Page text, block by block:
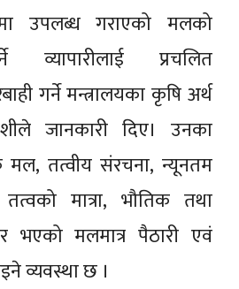
उपलब्ध गराएको मलको
व्यापारीलाई प्रचलित
गर्ने मन्त्रालयका कृषि अर्थ
जानकारी दिए। उनका
मल, तत्वीय संरचना, न्यूनतम
मात्रा, भौतिक तथा
भएको मलमात्र पैठारी एवं
व्यवस्था छ ।